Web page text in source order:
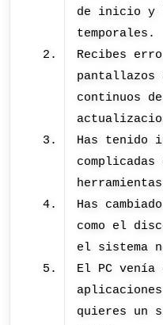
de inicio y
temporales.
Recibes
continuos
Has tenido
Has
como el
el sistema
El PC venía
quieres un